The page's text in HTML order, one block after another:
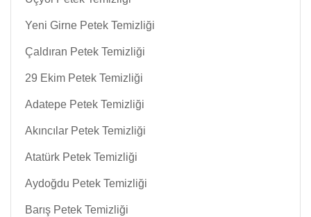
Yeni Girne Petek Temizliği
Çaldıran Petek Temizliği
29 Ekim Petek Temizliği
Adatepe Petek Temizliği
Akıncılar Petek Temizliği
Atatürk Petek Temizliği
Aydoğdu Petek Temizliği
Barış Petek Temizliği